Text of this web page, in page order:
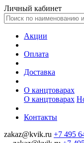
Личный кабинет
Акции
Оплата
Доставка
О канцтоварах
О канцтоварах
Контакты
zakaz@kvik.ru +7 495